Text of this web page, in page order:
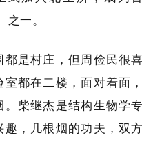
一。
是村庄，但周俭民很
都在二楼，面对着面
柴继杰是结构生物学
，几根烟的功夫，双